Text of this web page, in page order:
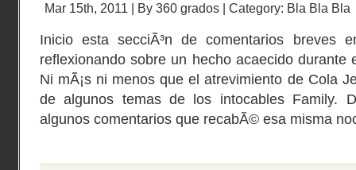
Mar 15th, 2011 | By 360 grados | Category: Bla Bla Bla
Inicio esta secciÃ³n de comentarios breves
reflexionando sobre un hecho acaecido durante
Ni mÃ¡s ni menos que el atrevimiento de Cola
de algunos temas de los intocables Family.
algunos comentarios que recabÃ© esa misma